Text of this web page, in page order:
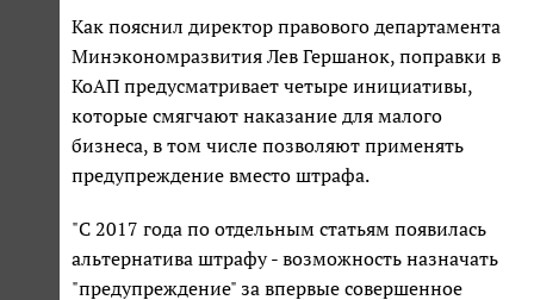
Как пояснил директор правового департамента
Минэкономразвития Лев Гершанок, поправки в
КоАП предусматривает четыре инициативы,
которые смягчают наказание для малого
бизнеса, в том числе позволяют применять
предупреждение вместо штрафа.
"С 2017 года по отдельным статьям появилась
альтернатива штрафу - возможность назначать
"предупреждение" за впервые совершенное